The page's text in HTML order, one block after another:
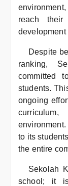
reach
development
Despite
ranking,
committed
students.
ongoing
to its
the entire
Sekolah
school; it